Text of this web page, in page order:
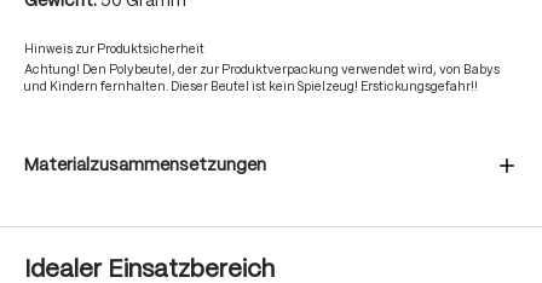
Hinweis zur Produktsicherheit
Achtung! Den Polybeutel, der zur Produktverpackung verwendet wird, von Babys
und Kindern fernhalten. Dieser Beutel ist kein Spielzeug! Erstickungsgefahr!!
Materialzusammensetzungen
Idealer Einsatzbereich